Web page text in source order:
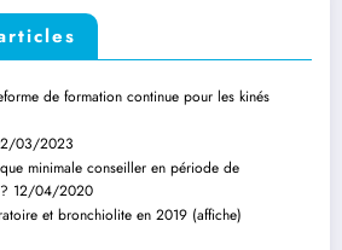
de formation continue pour les kinés
03/2023
minimale conseiller en période de
12/04/2020
et bronchiolite en 2019 (affiche)